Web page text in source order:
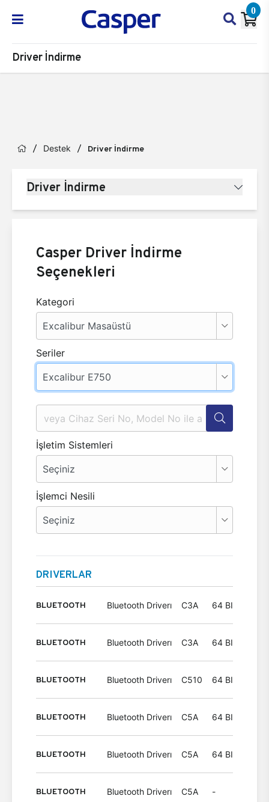
0
Driver İndirme
Destek Driver İndirme
Driver İndirme
Casper Driver İndirme
Seçenekleri
Kategori
Seriler
İşletim Sistemleri
İşlemci Nesili
DRIVERLAR
BLUETOOTH Bluetooth Driverı C3A 64 BIT
BLUETOOTH Bluetooth Driverı C3A 64 BIT
BLUETOOTH Bluetooth Driverı C510 64 BIT
BLUETOOTH Bluetooth Driverı C5A 64 BIT
BLUETOOTH Bluetooth Driverı C5A 64 BIT
BLUETOOTH Bluetooth Driverı C5A -